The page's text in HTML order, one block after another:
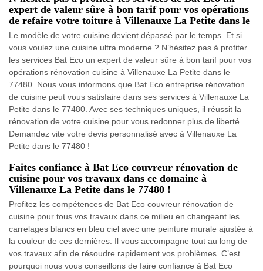
expert de valeur sûre à bon tarif pour vos opérations
de refaire votre toiture à Villenauxe La Petite dans le
Le modèle de votre cuisine devient dépassé par le temps. Et si
vous voulez une cuisine ultra moderne ? N’hésitez pas à profiter
les services Bat Eco un expert de valeur sûre à bon tarif pour vos
opérations rénovation cuisine à Villenauxe La Petite dans le
77480. Nous vous informons que Bat Eco entreprise rénovation
de cuisine peut vous satisfaire dans ses services à Villenauxe La
Petite dans le 77480. Avec ses techniques uniques, il réussit la
rénovation de votre cuisine pour vous redonner plus de liberté.
Demandez vite votre devis personnalisé avec à Villenauxe La
Petite dans le 77480 !
Faites confiance à Bat Eco couvreur rénovation de
cuisine pour vos travaux dans ce domaine à
Villenauxe La Petite dans le 77480 !
Profitez les compétences de Bat Eco couvreur rénovation de
cuisine pour tous vos travaux dans ce milieu en changeant les
carrelages blancs en bleu ciel avec une peinture murale ajustée à
la couleur de ces dernières. Il vous accompagne tout au long de
vos travaux afin de résoudre rapidement vos problèmes. C’est
pourquoi nous vous conseillons de faire confiance à Bat Eco